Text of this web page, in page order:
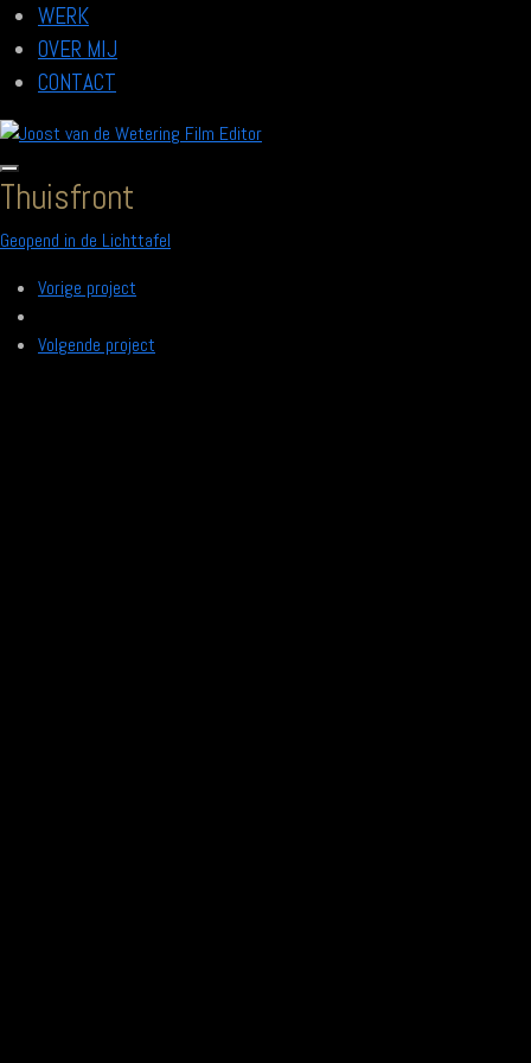
WERK
OVER MIJ
CONTACT
Thuisfront
Geopend in de Lichttafel
Vorige project
Volgende project